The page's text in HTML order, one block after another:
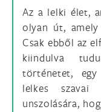
Az a lelki élet,
olyan út, amely
Csak ebből az
kiindulva
történetet,
lelkes szavai
unszolására,